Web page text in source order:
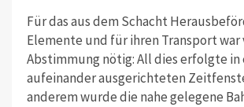
Für das aus dem Schacht
Elemente und für ihren Transport war
Abstimmung nötig: All dies erfolgte in
aufeinander ausgerichteten
anderem wurde die nahe gelegene